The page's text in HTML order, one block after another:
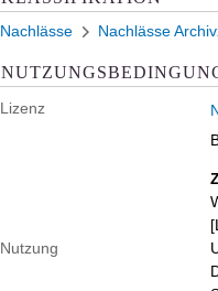
Nachlässe Nachlässe
Lizenz
Nutzung